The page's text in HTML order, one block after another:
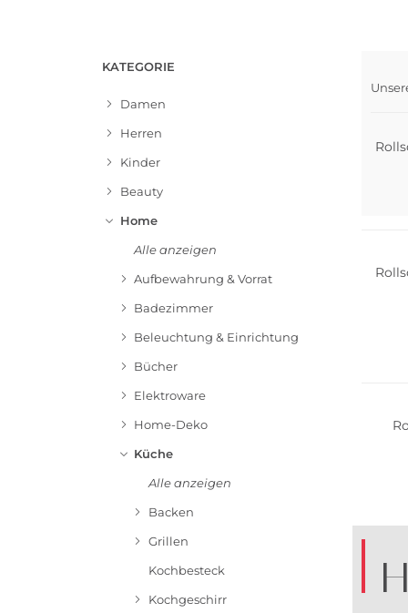
KATEGORIE
Damen
Herren
Kinder
Beauty
Home
Alle anzeigen
Aufbewahrung & Vorrat
Badezimmer
Beleuchtung & Einrichtung
Bücher
Elektroware
Home-Deko
Küche
Alle anzeigen
Backen
Grillen
Kochbesteck
Kochgeschirr